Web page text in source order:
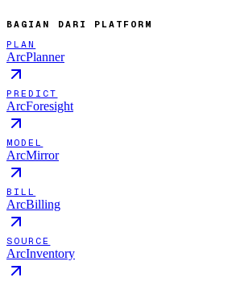
BAGIAN DARI PLATFORM
PLAN
ArcPlanner
PREDICT
ArcForesight
MODEL
ArcMirror
BILL
ArcBilling
SOURCE
ArcInventory